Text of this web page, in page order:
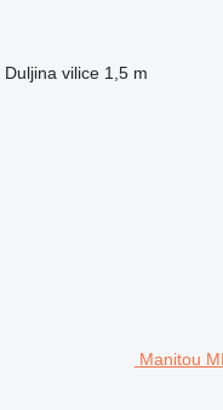
Duljina vilice 1,5 m
Manitou